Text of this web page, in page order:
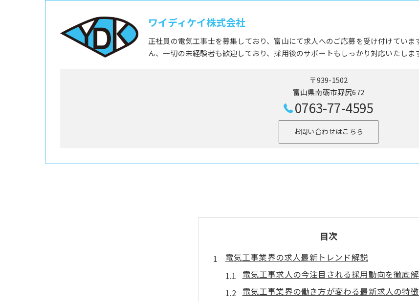
ワイディケイ株式会社
正社員の電気工事士を募集しており、富山にて求人へのご応募を受け付けてい
ん、一切の未経験者も歓迎しており、採用後のサポートもしっかり対応いたしま
〒939-1502
富山県南砺市野尻672
0763-77-4595
お問い合わせはこちら
目次
電気工事業界の求人最新トレンド解説
電気工事求人の今注目される採用動向を徹底
電気工事業界の働き方が変わる最新求人の特徴